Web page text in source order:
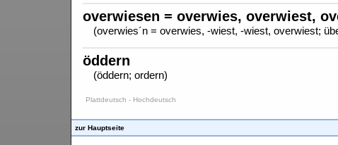
overwiesen = overwies, overwiest,
(overwies´n = overwies, -wiest, -wiest, overwiest;
öddern
(öddern; ordern)
Plattdeutsch - Hochdeutsch
zur Hauptseite